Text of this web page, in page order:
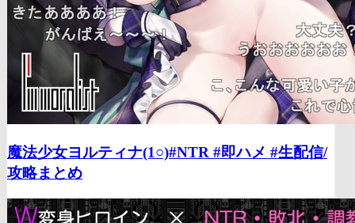
魔法少女ヨルティナ(1○)#NTR #即ハメ #生配信/
攻略まとめ